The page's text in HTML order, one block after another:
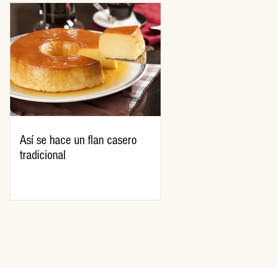
Así se hace un flan casero
tradicional